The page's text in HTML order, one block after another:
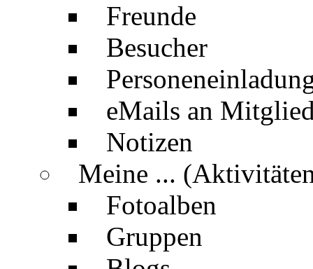
Freunde
Besucher
eMails an
Notizen
Meine ...
Fotoalben
Gruppen